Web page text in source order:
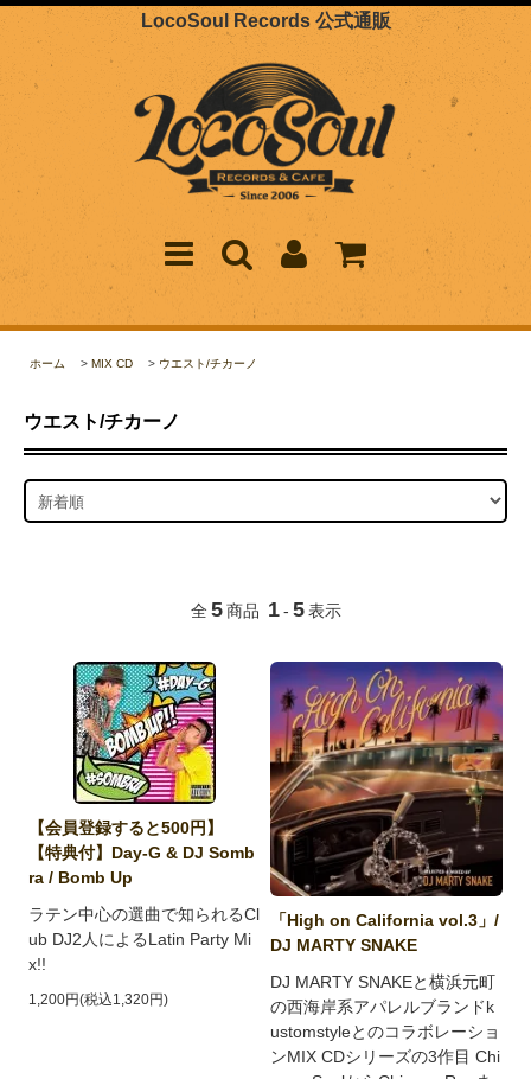
LocoSoul Records 公式通販
ホーム > MIX CD > ウエスト/チカーノ
ウエスト/チカーノ
全 5 商品 1 - 5 表示
【会員登録すると500円】
【特典付】Day-G & DJ Somb
ra / Bomb Up
ラテン中心の選曲で知られるCl
ub DJ2人によるLatin Party Mi
x!!
1,200円(税込1,320円)
「High on California vol.3」/
DJ MARTY SNAKE
DJ MARTY SNAKEと横浜元町
の西海岸系アパレルブランドk
ustomstyleとのコラボレーショ
ンMIX CDシリーズの3作目 Chi